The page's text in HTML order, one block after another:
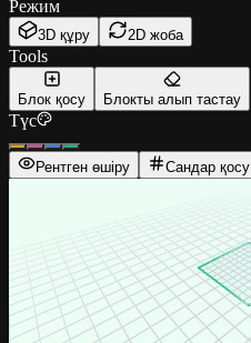
Режим
3D құру 2D жоба
Tools
Блок қосу Блокты алып тастау
Түс
Рентген өшіру Сандар қосу